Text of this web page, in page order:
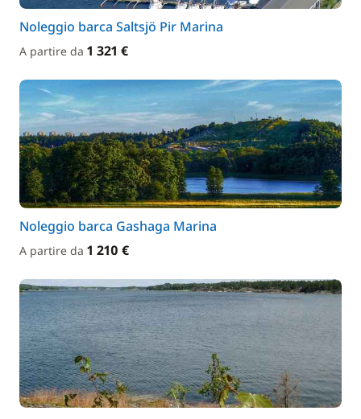
Noleggio barca Saltsjö Pir Marina
A partire da 1 321 €
Noleggio barca Gashaga Marina
A partire da 1 210 €